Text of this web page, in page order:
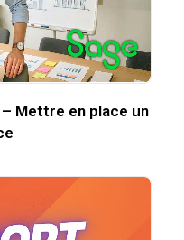
– Mettre en place un